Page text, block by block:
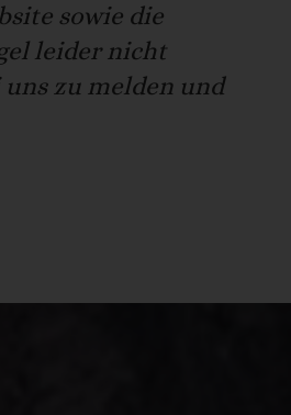
sowie die
leider nicht
zu melden und